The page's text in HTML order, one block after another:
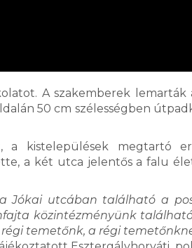
A szakemberek lemarták
50 cm szélességben
a kistelepülések megtartó
a két utca jelentős a falu
Jókai utcában található a
közintézményünk
temetőnk, a régi